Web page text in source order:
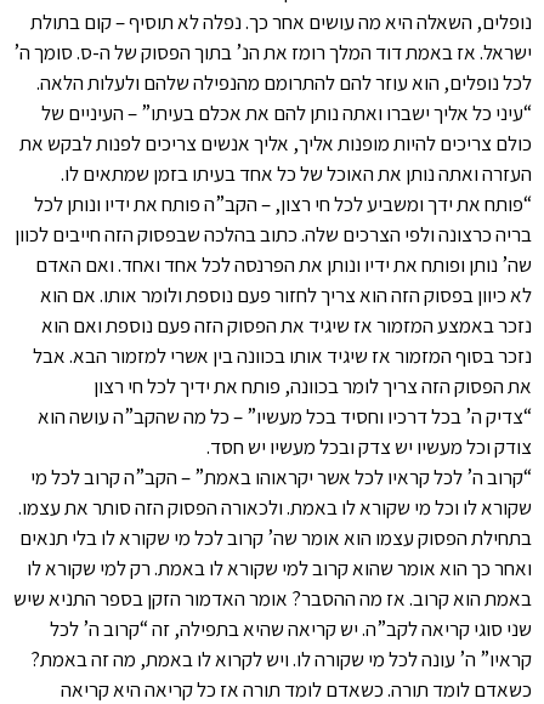
נופלים, השאלה היא מה עושים אחר כך. נפלה לא תוסיף – קום בתולת
ישראל. אז באמת דוד המלך רומז את הנ’ בתוך הפסוק של ה-ס. סומך ה’
לכל נופלים, הוא עוזר להם להתרומם מהנפילה שלהם ולעלות הלאה.
“עיני כל אליך ישברו ואתה נותן להם את אכלם בעיתו” – העיניים של
כולם צריכים להיות מופנות אליך, אליך אנשים צריכים לפנות לבקש את
העזרה ואתה נותן את האוכל של כל אחד בעיתו בזמן שמתאים לו.
“פותח את ידך ומשביע לכל חי רצון, – הקב”ה פותח את ידיו ונותן לכל
בריה כרצונה ולפי הצרכים שלה. כתוב בהלכה שבפסוק הזה חייבים לכוון
שה’ נותן ופותח את ידיו ונותן את הפרנסה לכל אחד ואחד. ואם האדם
לא כיוון בפסוק הזה הוא צריך לחזור פעם נוספת ולומר אותו. אם הוא
נזכר באמצע המזמור אז שיגיד את הפסוק הזה פעם נוספת ואם הוא
נזכר בסוף המזמור אז שיגיד אותו בכוונה בין אשרי למזמור הבא. אבל
את הפסוק הזה צריך לומר בכוונה, פותח את ידיך לכל חי רצון
“צדיק ה’ בכל דרכיו וחסיד בכל מעשיו” – כל מה שהקב”ה עושה הוא
צודק וכל מעשיו יש צדק ובכל מעשיו יש חסד.
“קרוב ה’ לכל קראיו לכל אשר יקראוהו באמת” – הקב”ה קרוב לכל מי
שקורא לו וכל מי שקורא לו באמת. ולכאורה הפסוק הזה סותר את עצמו.
בתחילת הפסוק עצמו הוא אומר שה’ קרוב לכל מי שקורא לו בלי תנאים
ואחר כך הוא אומר שהוא קרוב למי שקורא לו באמת. רק למי שקורא לו
באמת הוא קרוב. אז מה ההסבר? אומר האדמור הזקן בספר התניא שיש
שני סוגי קריאה לקב”ה. יש קריאה שהיא בתפילה, זה “קרוב ה’ לכל
קראיו” ה’ עונה לכל מי שקורה לו. ויש לקרוא לו באמת, מה זה באמת?
כשאדם לומד תורה. כשאדם לומד תורה אז כל קריאה היא קריאה